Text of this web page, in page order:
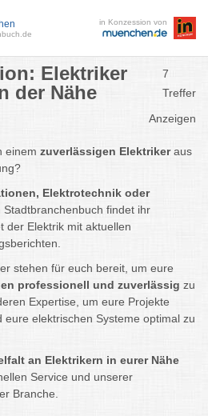
in Konzession von
Elektriker
der Nähe
7
Treffer
Anzeigen
einem zuverlässigen Elektrikeraus
Elektrotechnik oder
Stadtbranchenbuch findet ihr
der Elektrik mit aktuellen
stehen für euch bereit, um eure
professionell und zuverlässig zu
Expertise, um eure Projekte
elektrischen Systeme optimal zu
an Elektrikern in eurer Nähe
Service und unserer
Branche.